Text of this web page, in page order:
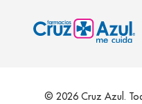
© 2026 Cruz Azul.